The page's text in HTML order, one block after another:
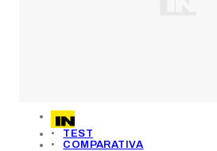
TEST
COMPARATIVA